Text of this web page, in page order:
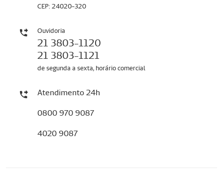
CEP: 24020-320
Ouvidoria
21 3803-1120
21 3803-1121
de segunda a sexta, horário comercial
Atendimento 24h
0800 970 9087
4020 9087